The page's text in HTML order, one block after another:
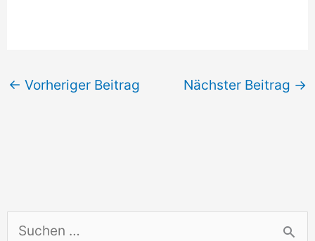
← Vorheriger Beitrag Nächster Beitrag →